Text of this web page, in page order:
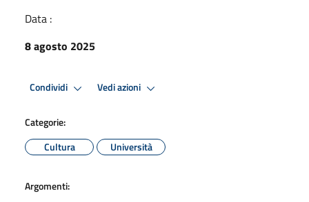
Data :
8 agosto 2025
Condividi Vedi azioni
Categorie:
Cultura
Università
Argomenti: